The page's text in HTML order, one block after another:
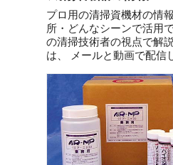
プロ用の清掃資機材の情
所・どんなシーンで活用
の清掃技術者の視点で解
は、 メールと動画で配信